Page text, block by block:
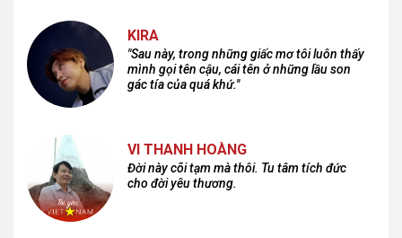
KIRA
"Sau này, trong những giấc mơ tôi luôn thấy
mình gọi tên cậu, cái tên ở những lầu son
gác tía của quá khứ."
VI THANH HOÀNG
Đời này cõi tạm mà thôi. Tu tâm tích đức
cho đời yêu thương.